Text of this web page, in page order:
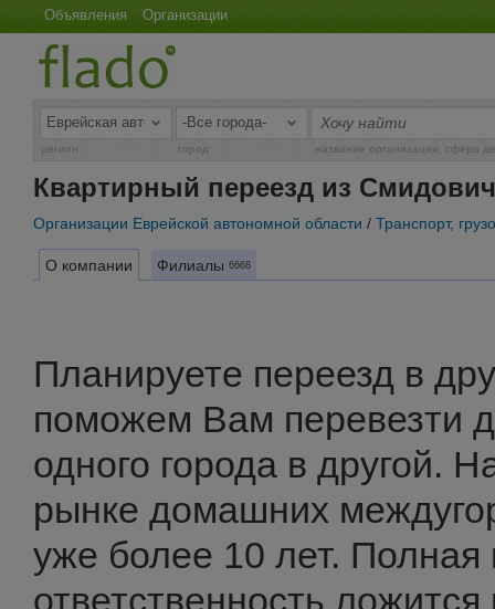
Объявления Организации
регион город название организации, сфера
Квартирный переезд из
Организации Еврейской автономной области / Транспорт,
О компании Филиалы 6668
Планируете переезд в
поможем Вам перевезти
одного города в другой.
рынке домашних
уже более 10 лет. Полная
ответственность